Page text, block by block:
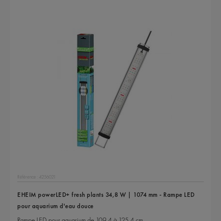
Référence : 4256021
EHEIM powerLED+ fresh plants 34,8 W | 1074 mm - Rampe LED
pour aquarium d'eau douce